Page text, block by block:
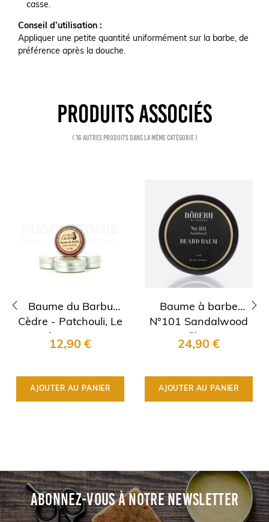
casse.
Conseil d’utilisation :
Appliquer une petite quantité uniformément sur la barbe, de
préférence après la douche.
PRODUITS ASSOCIÉS
( 16 autres produits dans la même catégorie )
Baume du Barbu
Cèdre - Patchouli, Le
Père Lucien
12,90 €
AJOUTER AU PANIER
Baume à barbe
N°101 Sandalwood
Nõberu
24,90 €
AJOUTER AU PANIER
ABONNEZ-VOUS À NOTRE NEWSLETTER